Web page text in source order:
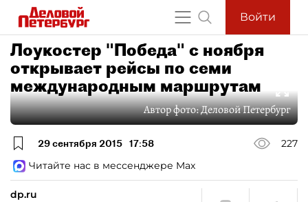
Войти
Лоукостер "Победа" с ноября
открывает рейсы по семи
международным маршрутам
Автор фото:Деловой Петербург
29 сентября 2015 17:58
227
Читайте нас в мессенджере Max
dp.ru